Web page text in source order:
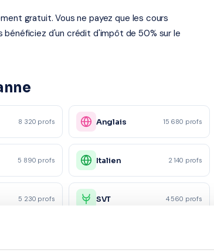
gratuit. Vous ne payez que les cours
bénéficiez d'un crédit d'impôt de 50% sur le
8 320 profs Anglais 15 680 profs
5 890 profs Italien 2 140 profs
5 230 profs SVT 4 560 profs